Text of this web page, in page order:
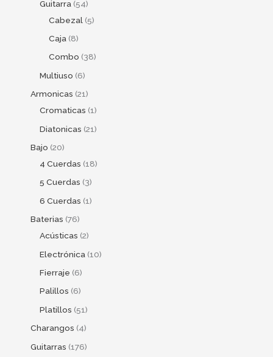
Guitarra 54
Cabezal 5
Caja 8
Combo 38
Multiuso 6
Armonicas 21
Cromaticas 1
Diatonicas 21
Bajo 20
4 Cuerdas 18
5 Cuerdas 3
6 Cuerdas 1
Baterias 76
Acústicas 2
Electrónica 10
Fierraje 6
Palillos 6
Platillos 51
Charangos 4
Guitarras 176